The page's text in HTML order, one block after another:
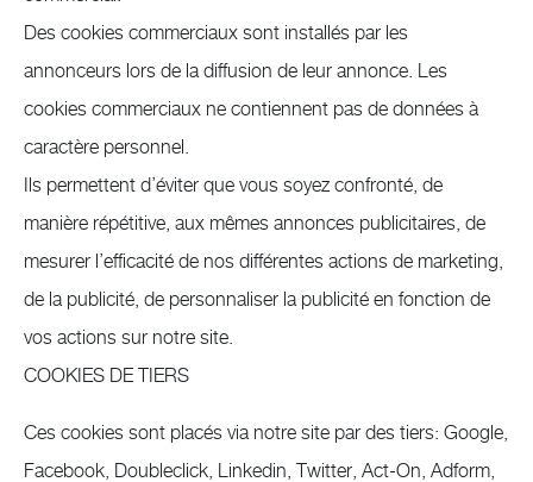
Des cookies commerciaux sont installés par les
annonceurs lors de la diffusion de leur annonce. Les
cookies commerciaux ne contiennent pas de données à
caractère personnel.
Ils permettent d’éviter que vous soyez confronté, de
manière répétitive, aux mêmes annonces publicitaires, de
mesurer l’efficacité de nos différentes actions de marketing,
de la publicité, de personnaliser la publicité en fonction de
vos actions sur notre site.
COOKIES DE TIERS
Ces cookies sont placés via notre site par des tiers: Google,
Facebook, Doubleclick, Linkedin, Twitter, Act-On, Adform,